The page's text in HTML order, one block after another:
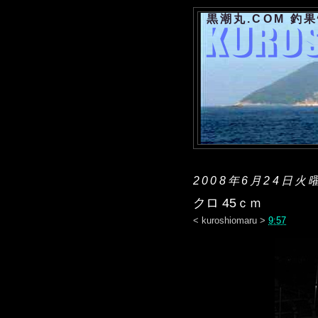
黒潮丸.COM 釣
2008年6月24日火
クロ 45ｃｍ
< kuroshiomaru > 9:57